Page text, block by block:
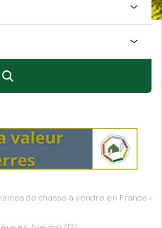
de chasse à vendre en France ›